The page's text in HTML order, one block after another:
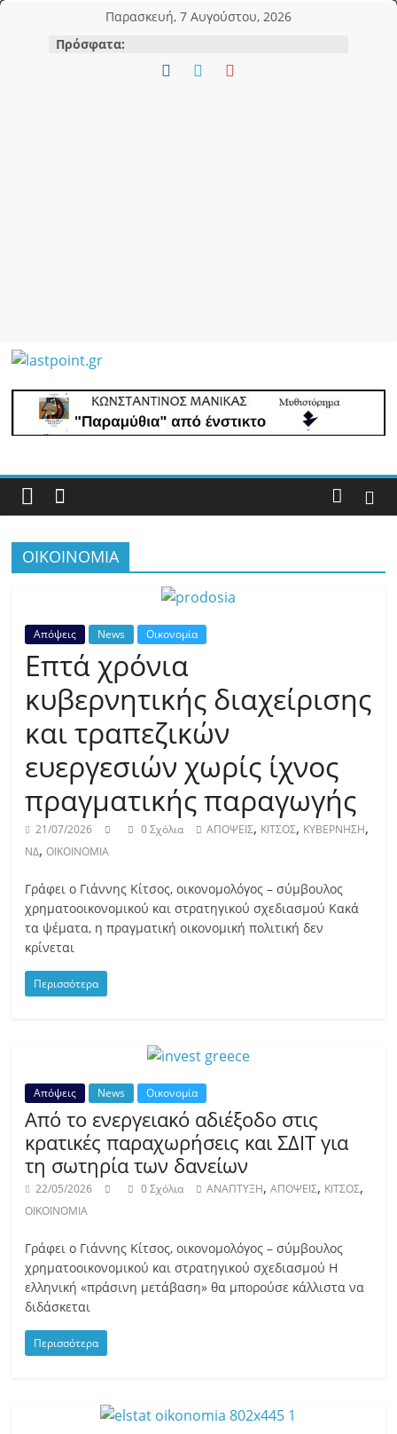
Μετάβαση
περιεχόμενο
Παρασκευή, 7 Αυγούστου, 2026
Πρόσφατα:
lastpoint.gr
τέλους…
ΟΙΚΟΙΝΟΜΙΑ
Απόψεις News Οικονομία
Επτά χρόνια
κυβερνητικής διαχείρισης
και τραπεζικών
ευεργεσιών χωρίς ίχνος
πραγματικής παραγωγής
21/07/2026 0 Σχόλια ΑΠΟΨΕΙΣ, ΚΙΤΣΟΣ, ΚΥΒΕΡΝΗΣΗ,
ΝΔ,ΟΙΚΟΙΝΟΜΙΑ
Γράφει ο Γιάννης Κίτσος, οικονομολόγος – σύμβουλος
χρηματοοικονομικού και στρατηγικού σχεδιασμού Κακά
τα ψέματα, η πραγματική οικονομική πολιτική δεν
κρίνεται
Περισσότερα
Απόψεις News Οικονομία
Από το ενεργειακό αδιέξοδο στις
κρατικές παραχωρήσεις και ΣΔΙΤ για
τη σωτηρία των δανείων
22/05/2026 0 Σχόλια ΑΝΑΠΤΥΞΗ,ΑΠΟΨΕΙΣ, ΚΙΤΣΟΣ,
ΟΙΚΟΙΝΟΜΙΑ
Γράφει ο Γιάννης Κίτσος, οικονομολόγος – σύμβουλος
χρηματοοικονομικού και στρατηγικού σχεδιασμού Η
ελληνική «πράσινη μετάβαση» θα μπορούσε κάλλιστα να
διδάσκεται
Περισσότερα